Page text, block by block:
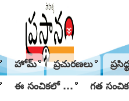
హోమ్ ప్రచురణలు
ఈ సంచికలో ... గత